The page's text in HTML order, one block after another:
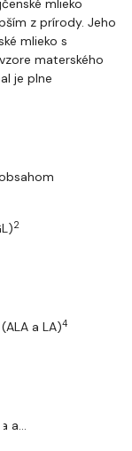
mlieko
z prírody. Jeho
mlieko s
materského
je plne
2
a LA)4
a…